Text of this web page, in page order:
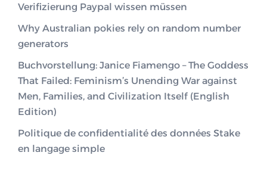
Verifizierung Paypal wissen müssen
Why Australian pokies rely on random number
generators
Buchvorstellung: Janice Fiamengo – The Goddess
That Failed: Feminism’s Unending War against
Men, Families, and Civilization Itself (English
Edition)
Politique de confidentialité des données Stake
en langage simple